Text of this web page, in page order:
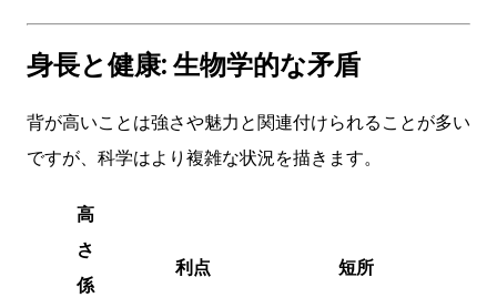
身長と健康: 生物学的な矛盾
背が高いことは強さや魅力と関連付けられることが多い
ですが、科学はより複雑な状況を描きます。
高
さ
係
利点 短所